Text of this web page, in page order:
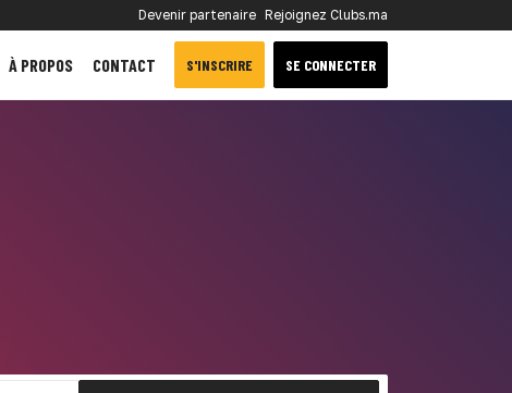
Devenir partenaire Rejoignez Clubs.ma
À PROPOS CONTACT S'INSCRIRE SE CONNECTER